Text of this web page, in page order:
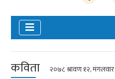
कविता २०७८ श्रावण १२, मंगलवार